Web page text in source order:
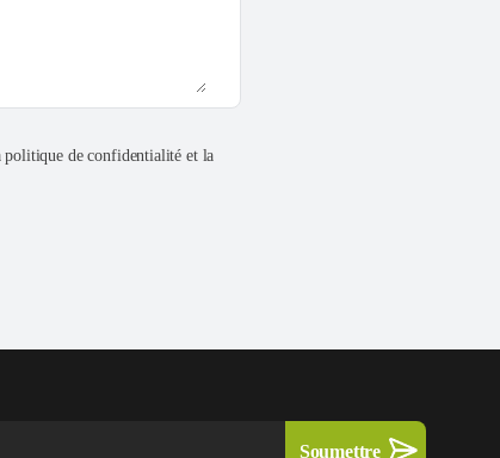
politique de confidentialité et la